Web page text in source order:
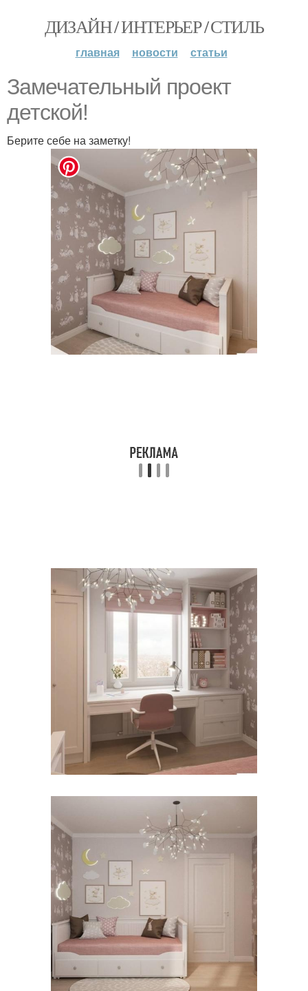
ДИЗАЙН / ИНТЕРЬЕР / СТИЛЬ
главная новости статьи
Замечательный проект
детской!
Берите себе на заметку!